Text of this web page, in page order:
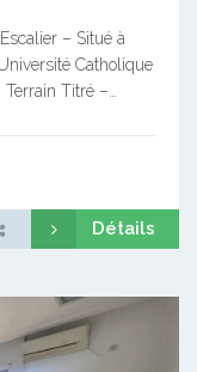
– Situé à
Catholique
Titré –…
Détails